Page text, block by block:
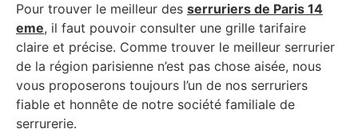
Pour trouver le meilleur des serruriers de Paris 14
eme, il faut pouvoir consulter une grille tarifaire
claire et précise. Comme trouver le meilleur serrurier
de la région parisienne n’est pas chose aisée, nous
vous proposerons toujours l’un de nos serruriers
fiable et honnête de notre société familiale de
serrurerie.